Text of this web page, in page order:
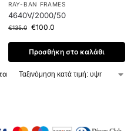
RAY-BAN FRAMES
4640V/2000/50
€135.0 €100.0
Προσθήκη στο καλάθι